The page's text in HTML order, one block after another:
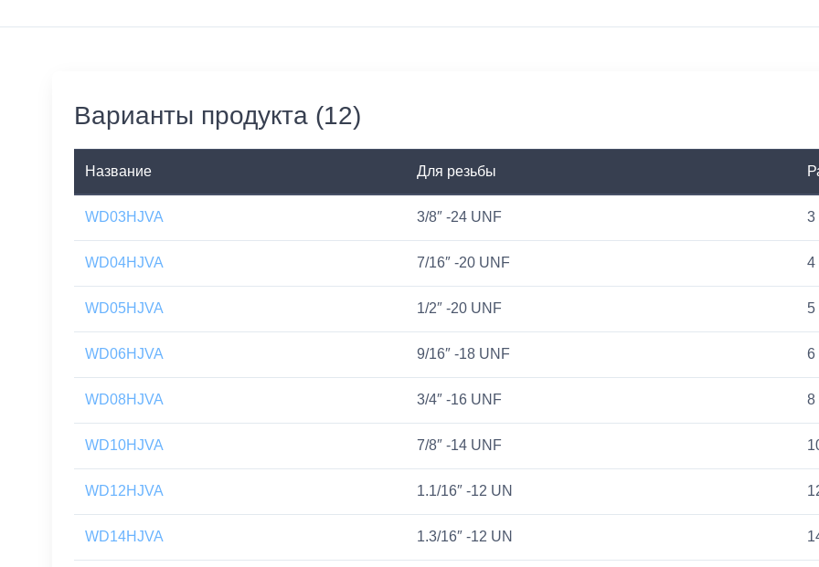
Варианты продукта (12)
Название Для резьбы
WD03HJVA 3/8″ -24 UNF 3
WD04HJVA 7/16″ -20 UNF 4
WD05HJVA 1/2″ -20 UNF 5
WD06HJVA 9/16″ -18 UNF 6
WD08HJVA 3/4″ -16 UNF 8
WD10HJVA 7/8″ -14 UNF
WD12HJVA 1.1/16″ -12 UN
WD14HJVA 1.3/16″ -12 UN